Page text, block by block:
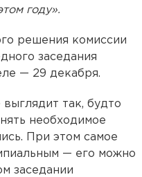
году».
решения комиссии
заседания
— 29 декабря.
выглядит так, будто
необходимое
При этом самое
— его можно
заседании